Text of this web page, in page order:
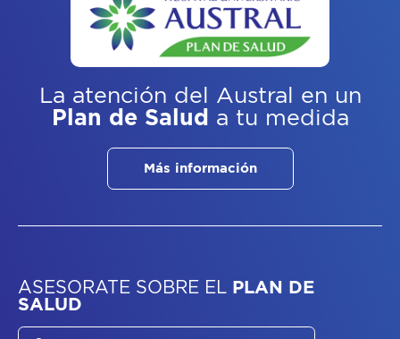
La atención del Austral
en un
Plan de Salud a tu medida
Más información